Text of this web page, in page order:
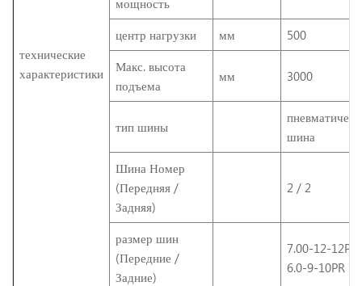
технические
характеристики
центр нагрузки мм
500
Макс. высота
подъема
мм 3000
тип шины
шина
Шина Номер
(Передняя /
Задняя)
2 / 2
размер шин
(Передние /
Задние)
7.00-12-
6.0-9-10PR